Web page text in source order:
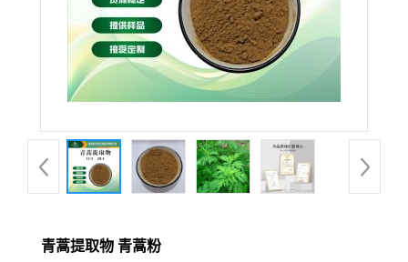
青蒿提取物 青蒿粉